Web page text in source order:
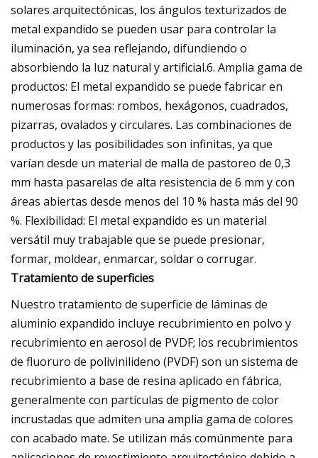
solares arquitectónicas, los ángulos texturizados de
metal expandido se pueden usar para controlar la
iluminación, ya sea reflejando, difundiendo o
absorbiendo la luz natural y artificial.6. Amplia gama de
productos: El metal expandido se puede fabricar en
numerosas formas: rombos, hexágonos, cuadrados,
pizarras, ovalados y circulares. Las combinaciones de
productos y las posibilidades son infinitas, ya que
varían desde un material de malla de pastoreo de 0,3
mm hasta pasarelas de alta resistencia de 6 mm y con
áreas abiertas desde menos del 10 % hasta más del 90
%. Flexibilidad: El metal expandido es un material
versátil muy trabajable que se puede presionar,
formar, moldear, enmarcar, soldar o corrugar.
Tratamiento de superficies
Nuestro tratamiento de superficie de láminas de
aluminio expandido incluye recubrimiento en polvo y
recubrimiento en aerosol de PVDF; los recubrimientos
de fluoruro de polivinilideno (PVDF) son un sistema de
recubrimiento a base de resina aplicado en fábrica,
generalmente con partículas de pigmento de color
incrustadas que admiten una amplia gama de colores
con acabado mate. Se utilizan más comúnmente para